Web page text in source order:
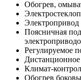
Обогрев,
Электропривод
Поясничная
Регулируемое
Дистанционное
Климат-
Обогрев